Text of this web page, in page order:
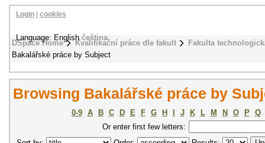
DSpace Home Kvalifikační práce dle fakult
Fakulta
Bakalářské práce by Subject
Login cookies
Language: Englishčeština
Browsing Bakalářské práce by
0-9 A B C D E F G H J K L M N O P
Q
Or enter first few letters: